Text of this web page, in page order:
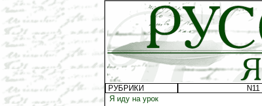
РУБРИКИ
Я иду на урок